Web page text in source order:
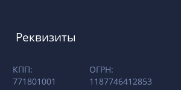
Реквизиты
КПП:
771801001
ОГРН:
1187746412853